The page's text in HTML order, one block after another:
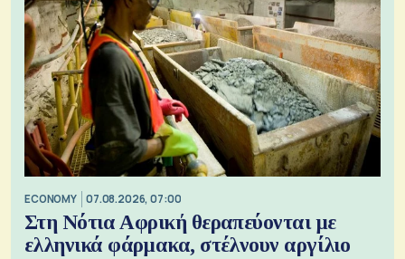
ECONOMY 07.08.2026, 07:00
Στη Νότια Αφρική θεραπεύονται με
ελληνικά φάρμακα, στέλνουν αργίλιο